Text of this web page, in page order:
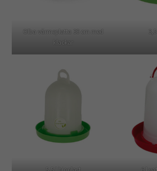
Olba värmeplatta 30 cm med
klackar